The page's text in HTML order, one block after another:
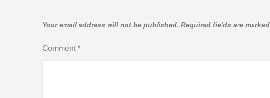
Your email address will not be published. Required fields are marked
Comment *